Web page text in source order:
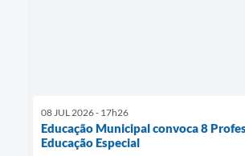
08 JUL 2026 - 17h26
Educação Municipal convoca 8
Educação Especial